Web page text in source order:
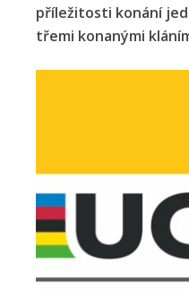
příležitosti konání
třemi konanými